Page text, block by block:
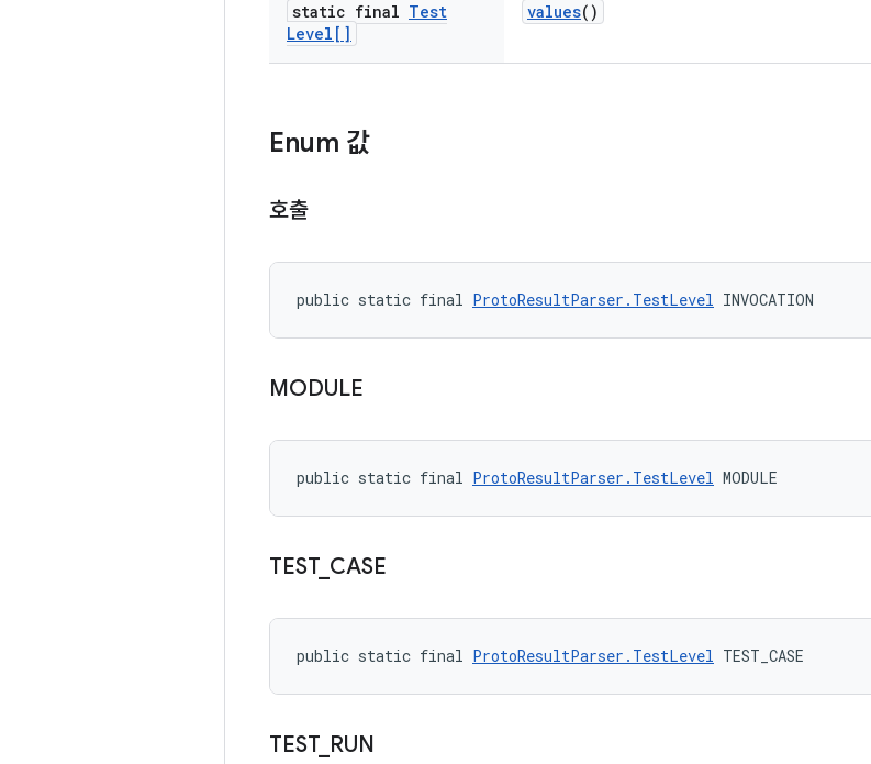
static final Test
Level[]
values()
Enum 값
호출
public static final ProtoResultParser.TestLevel INVOCATION
MODULE
public static final ProtoResultParser.TestLevel MODULE
TEST_ CASE
public static final ProtoResultParser.TestLevel TEST_CASE
TEST_ RUN